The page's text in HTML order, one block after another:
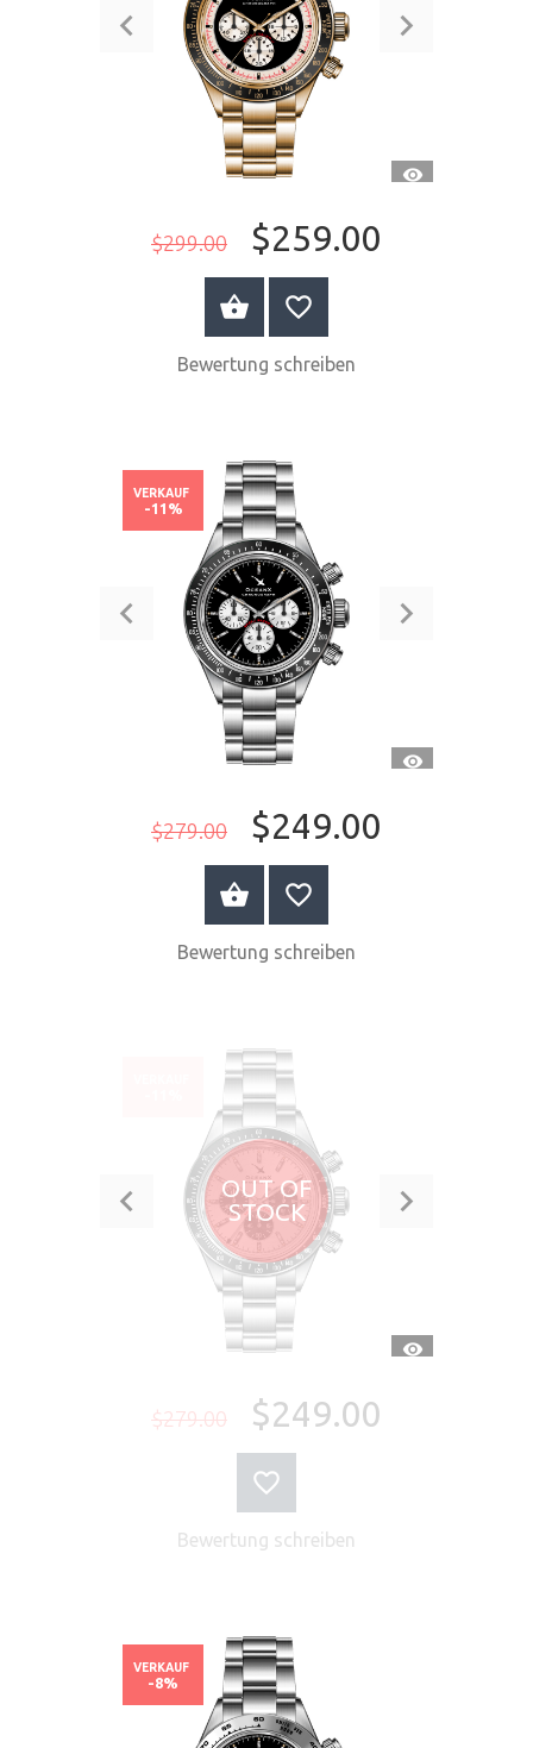
$299.00 $259.00
JETZT KAUFEN
Bewertung schreiben
$279.00 $249.00
VERKAUF
-11%
JETZT KAUFEN
Bewertung schreiben
OUT OF
STOCK
$279.00 $249.00
Bewertung schreiben
VERKAUF
-8%